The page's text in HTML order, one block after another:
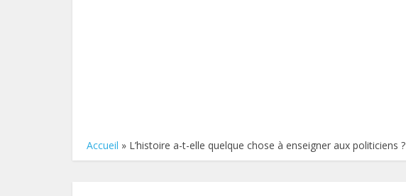
Accueil » L’histoire a-t-elle quelque chose à enseigner aux politiciens ?